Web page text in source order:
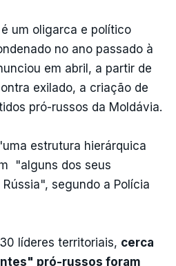
um oligarca e político
no ano passado à
em abril, a partir de
exilado, a criação de
pró-russos da Moldávia.
estrutura hierárquica
"alguns dos seus
segundo a Polícia
líderes territoriais, cerca
pró-russos foram